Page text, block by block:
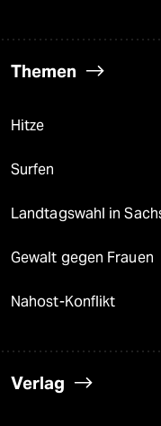
Themen
Hitze
Surfen
Landtagswahl in
Gewalt gegen Frauen
Nahost-Konflikt
Verlag